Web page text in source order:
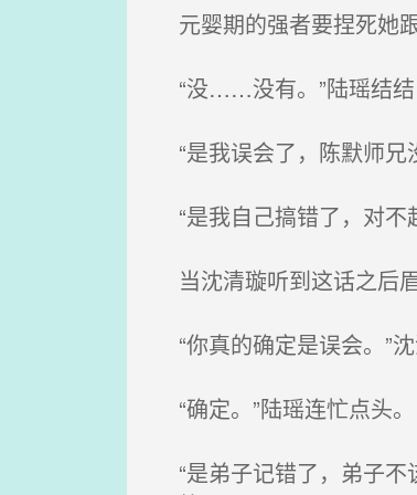
元婴期的强者要捏死她
“没……没有。”陆瑶结结
“是我误会了，陈默师兄
“是我自己搞错了，对不
当沈清璇听到这话之后
“你真的确定是误会。”沈
“确定。”陆瑶连忙点头。
“是弟子记错了，弟子不